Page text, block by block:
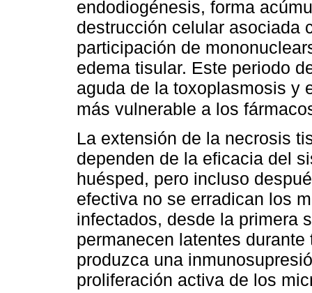
endodiogénesis, forma
destrucción celular asociada
participación de
edema tisular. Este periodo
aguda de la toxoplasmosis y
más vulnerable a los
La extensión de la necrosis
dependen de la eficacia del
huésped, pero incluso
efectiva no se erradican los
infectados, desde la primera
permanecen latentes
produzca una
proliferación activa de los